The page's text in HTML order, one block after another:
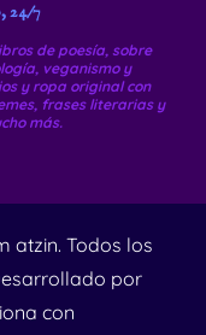
24/7
de poesía, sobre
veganismo y
y ropa original con
frases literarias y
más.
atzin. Todos los
por
con